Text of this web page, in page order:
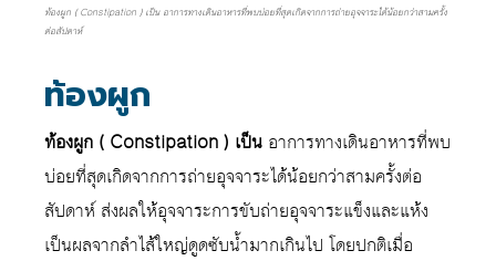
ท้องผูก ( Constipation ) เป็น อาการทางเดินอาหารที่พบบ่อยที่สุดเกิดจากการถ่ายอุจจาระได้น้อยกว่าสามครั้ง
ต่อสัปดาห์
ท้องผูก
ท้องผูก ( Constipation ) เป็น อาการทางเดินอาหารที่พบ
บ่อยที่สุดเกิดจากการถ่ายอุจจาระได้น้อยกว่าสามครั้งต่อ
สัปดาห์ ส่งผลให้อุจจาระการขับถ่ายอุจจาระแข็งและแห้ง
เป็นผลจากลำไส้ใหญ่ดูดซับน้ำมากเกินไป โดยปกติเมื่อ